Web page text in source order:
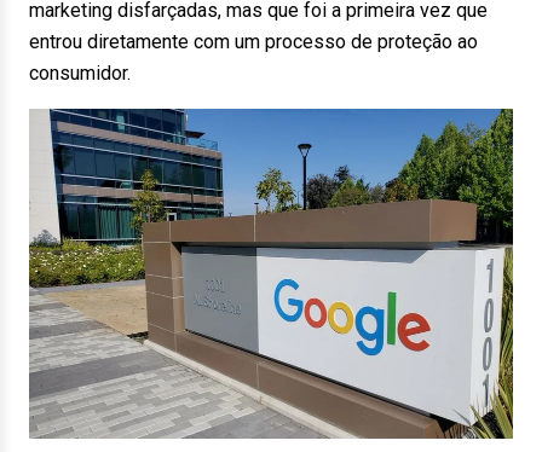
marketing disfarçadas, mas que foi a primeira vez que
entrou diretamente com um processo de proteção ao
consumidor.